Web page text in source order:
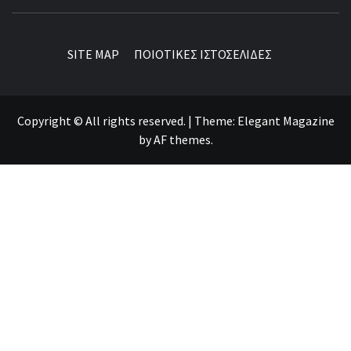
SITE MAP ΠΟΙΟΤΙΚΕΣ ΙΣΤΟΣΕΛΙΔΕΣ
Copyright © All rights reserved. | Theme: Elegant Magazine
byAF themes.